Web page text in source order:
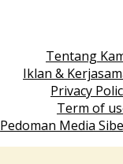
Tentang
Iklan &
Privacy
Term of
Pedoman Media